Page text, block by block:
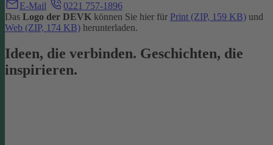
E-Mail
0221 757-1896
Das Logo der DEVK können Sie hier für Print (ZIP, 159 KB) und
Web (ZIP, 174 KB) herunterladen.
Ideen, die verbinden. Geschichten, die
inspirieren.